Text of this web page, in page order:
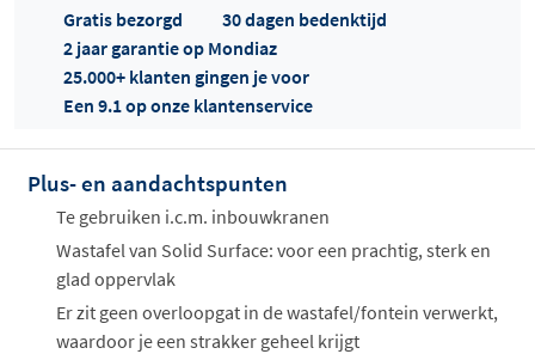
Offertes
Gratis bezorgd
30 dagen bedenktijd
2 jaar garantie op Mondiaz
25.000+ klanten gingen je voor
Een 9.1 op onze klantenservice
Plus- en aandachtspunten
Te gebruiken i.c.m. inbouwkranen
Wastafel van Solid Surface: voor een prachtig, sterk en
glad oppervlak
Er zit geen overloopgat in de wastafel/fontein verwerkt,
waardoor je een strakker geheel krijgt